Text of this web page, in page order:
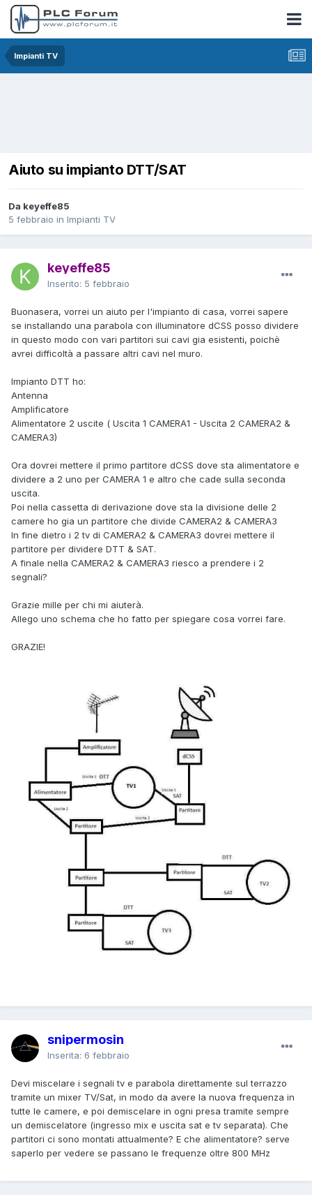
Impianti TV
Aiuto su impianto DTT/SAT
Da keyeffe85
5 febbraio in Impianti TV
keyeffe85
Inserito: 5 febbraio
Buonasera, vorrei un aiuto per l'impianto di casa, vorrei sapere
se installando una parabola con illuminatore dCSS posso dividere
in questo modo con vari partitori sui cavi gia esistenti, poichè
avrei difficoltà a passare altri cavi nel muro.
Impianto DTT ho:
Antenna
Amplificatore
Alimentatore 2 uscite ( Uscita 1 CAMERA1 - Uscita 2 CAMERA2 &
CAMERA3)
Ora dovrei mettere il primo partitore dCSS dove sta alimentatore e
dividere a 2 uno per CAMERA 1 e altro che cade sulla seconda
uscita.
Poi nella cassetta di derivazione dove sta la divisione delle 2
camere ho gia un partitore che divide CAMERA2 & CAMERA3
In fine dietro i 2 tv di CAMERA2 & CAMERA3 dovrei mettere il
partitore per dividere DTT & SAT.
A finale nella CAMERA2 & CAMERA3 riesco a prendere i 2
segnali?
Grazie mille per chi mi aiuterà.
Allego uno schema che ho fatto per spiegare cosa vorrei fare.
GRAZIE!
snipermosin
Inserita: 6 febbraio
Devi miscelare i segnali tv e parabola direttamente sul terrazzo
tramite un mixer TV/Sat, in modo da avere la nuova frequenza in
tutte le camere, e poi demiscelare in ogni presa tramite sempre
un demiscelatore (ingresso mix e uscita sat e tv separata). Che
partitori ci sono montati attualmente? E che alimentatore? serve
saperlo per vedere se passano le frequenze oltre 800 MHz